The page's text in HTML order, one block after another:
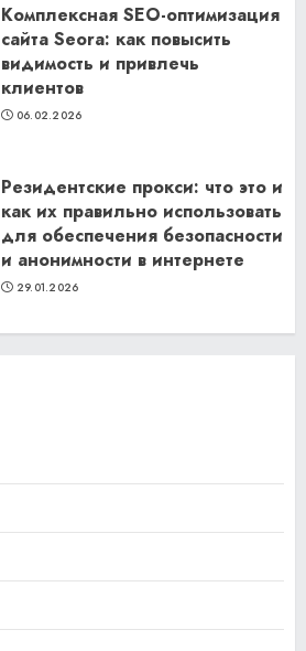
Комплексная SEO-оптимизация
сайта Seora: как повысить
видимость и привлечь
клиентов
06.02.2026
Резидентские прокси: что это и
как их правильно использовать
для обеспечения безопасности
и анонимности в интернете
29.01.2026